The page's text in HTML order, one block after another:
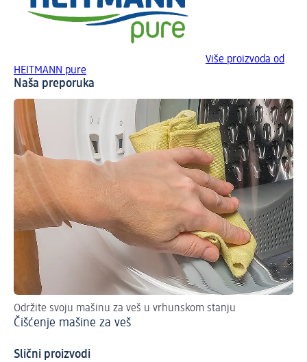
Više proizvoda od
HEITMANN pure
Naša preporuka
Održite svoju mašinu za veš u vrhunskom stanju
Čišćenje mašine za veš
Slični proizvodi